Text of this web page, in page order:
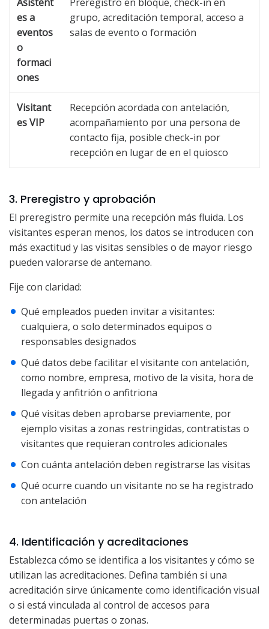
es a
eventos
o
formaci
ones
grupo, acreditación temporal, acceso a
salas de evento o formación
Visitant
es VIP
Recepción acordada con antelación,
acompañamiento por una persona de
contacto fija, posible check-in por
recepción en lugar de en el quiosco
3. Preregistro y aprobación
El preregistro permite una recepción más fluida. Los
visitantes esperan menos, los datos se introducen con
más exactitud y las visitas sensibles o de mayor riesgo
pueden valorarse de antemano.
Fije con claridad:
Qué empleados pueden invitar a visitantes:
cualquiera, o solo determinados equipos o
responsables designados
Qué datos debe facilitar el visitante con antelación,
como nombre, empresa, motivo de la visita, hora de
llegada y anfitrión o anfitriona
Qué visitas deben aprobarse previamente, por
ejemplo visitas a zonas restringidas, contratistas o
visitantes que requieran controles adicionales
Con cuánta antelación deben registrarse las visitas
Qué ocurre cuando un visitante no se ha registrado
con antelación
4. Identificación y acreditaciones
Establezca cómo se identifica a los visitantes y cómo se
utilizan las acreditaciones. Defina también si una
acreditación sirve únicamente como identificación visual
o si está vinculada al control de accesos para
determinadas puertas o zonas.